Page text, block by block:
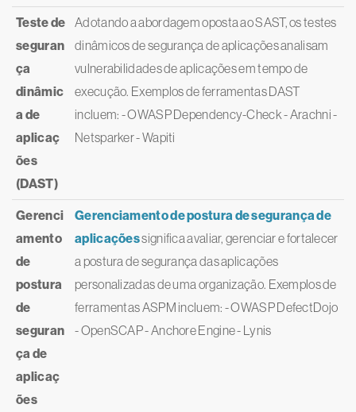
Teste de
seguran
ça
dinâmic
a de
aplicaç
ões
(DAST)
Adotando a abordagem oposta ao SAST, os testes
dinâmicos de segurança de aplicações analisam
vulnerabilidades de aplicações em tempo de
execução. Exemplos de ferramentas DAST
incluem: - OWASP Dependency-Check - Arachni -
Netsparker - Wapiti
Gerenci
amento
de
postura
de
seguran
ça de
aplicaç
ões
Gerenciamento de postura de segurança de
aplicaçõessignifica avaliar, gerenciar e fortalecer
a postura de segurança das aplicações
personalizadas de uma organização. Exemplos de
ferramentas ASPM incluem: - OWASP DefectDojo
- OpenSCAP - Anchore Engine - Lynis